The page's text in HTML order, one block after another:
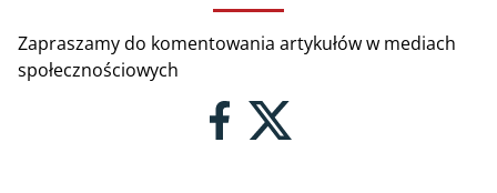
Zapraszamy do komentowania artykułów w mediach
społecznościowych